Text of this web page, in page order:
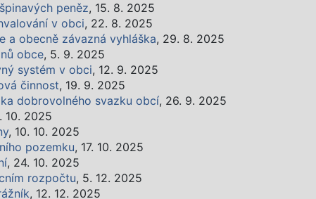
peněz, 15. 8. 2025
v obci, 22. 8. 2025
a obecně závazná vyhláška, 29. 8. 2025
obce, 5. 9. 2025
systém v obci, 12. 9. 2025
činnost, 19. 9. 2025
dobrovolného svazku obcí, 26. 9. 2025
10. 2025
, 10. 10. 2025
pozemku, 17. 10. 2025
, 24. 10. 2025
rozpočtu, 5. 12. 2025
, 12. 12. 2025